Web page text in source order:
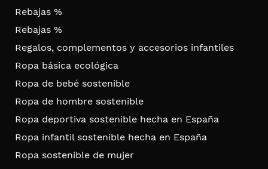
Rebajas %
Rebajas %
Regalos, complementos y accesorios infantiles
Ropa básica ecológica
Ropa de bebé sostenible
Ropa de hombre sostenible
Ropa deportiva sostenible hecha en España
Ropa infantil sostenible hecha en España
Ropa sostenible de mujer